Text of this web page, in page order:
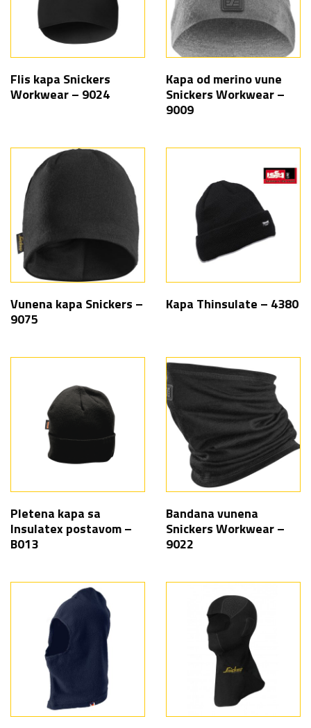
Flis kapa Snickers
Workwear – 9024
Kapa od merino vune
Snickers Workwear –
9009
Vunena kapa Snickers –
9075
Kapa Thinsulate – 4380
Pletena kapa sa
Insulatex postavom –
B013
Bandana vunena
Snickers Workwear –
9022